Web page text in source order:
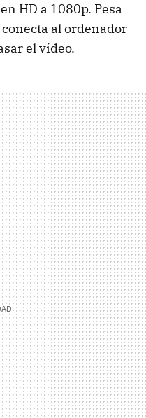
HD a 1080p. Pesa
al ordenador
el vídeo.